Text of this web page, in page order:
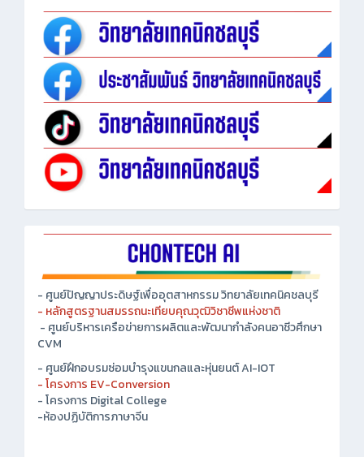
- ศูนย์ปัญญาประดิษฐ์เพื่ออุตสาหกรรม วิทยาลัยเทคนิคชลบุรี
- หลักสูตรฐานสมรรถนะเทียบคุณวุฒิวิชาชีพแห่งชาติ
- ศูนย์บริหารเครือข่ายการผลิตและพัฒนากำลังคนอาชีวศึกษา
CVM
- ศูนย์ฝึกอบรมซ่อมบำรุงแขนกลและหุ่นยนต์ AI-IOT
- โครงการ EV-Conversion
- โครงการ Digital College